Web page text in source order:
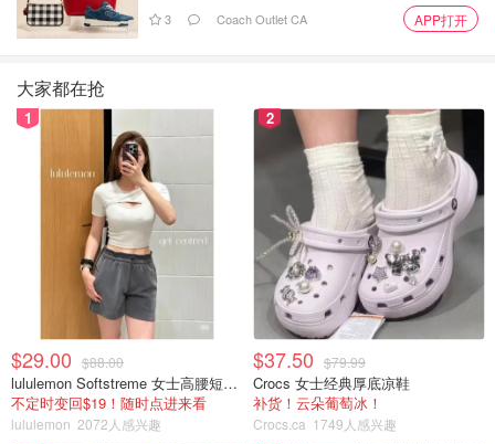
3 Coach Outlet CA APP打开
大家都在抢
1
$29.00 $88.00
lululemon Softstreme 女士高腰短裤 10cm
不定时变回$19！随时点进来看
lululemon 2072人感兴趣
2
$37.50 $79.99
Crocs 女士经典厚底凉鞋
补货！云朵葡萄冰！
Crocs.ca 1749人感兴趣